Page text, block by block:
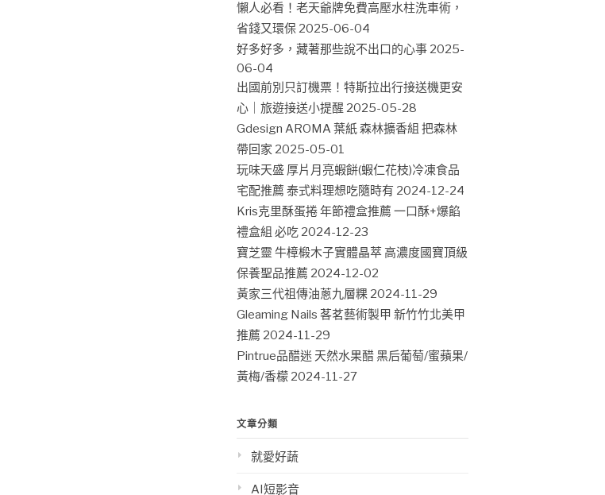
懶人必看！老天爺牌免費高壓水柱洗車術，
省錢又環保 2025-06-04
好多好多，藏著那些說不出口的心事 2025-
06-04
出國前別只訂機票！特斯拉出行接送機更安
心｜旅遊接送小提醒 2025-05-28
Gdesign AROMA 葉紙 森林擴香組 把森林
帶回家 2025-05-01
玩味天盛 厚片月亮蝦餅(蝦仁花枝)冷凍食品
宅配推薦 泰式料理想吃隨時有 2024-12-24
Kris克里酥蛋捲 年節禮盒推薦 一口酥+爆餡
禮盒組 必吃 2024-12-23
寶芝靈 牛樟椴木子實體晶萃 高濃度國寶頂級
保養聖品推薦 2024-12-02
黃家三代祖傳油蔥九層粿 2024-11-29
Gleaming Nails 茖茗藝術製甲 新竹竹北美甲
推薦 2024-11-29
Pintrue品醋迷 天然水果醋 黑后葡萄/蜜蘋果/
黃梅/香檬 2024-11-27
文章分類
就愛好蔬
AI短影音